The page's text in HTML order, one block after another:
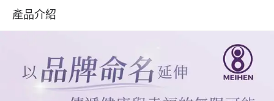
產品介紹